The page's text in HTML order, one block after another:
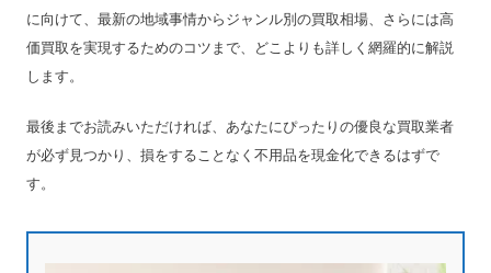
に向けて、最新の地域事情からジャンル別の買取相場、さらには高
価買取を実現するためのコツまで、どこよりも詳しく網羅的に解説
します。
最後までお読みいただければ、あなたにぴったりの優良な買取業者
が必ず見つかり、損をすることなく不用品を現金化できるはずで
す。